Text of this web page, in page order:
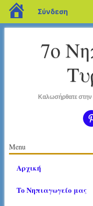
blogs.sch.gr
Σύνδεση
7ο
Καλωσήρθατε στην
Κύριο
Μετάβαση
περιεχόμενο
Menu
Αρχική
To Nηπιαγωγείο μας